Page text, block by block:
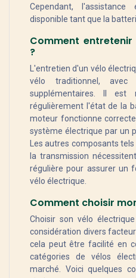
Cependant,
disponible tant que la
Comment
?
L'entretien d'un vélo
vélo traditionnel, avec
supplémentaires. Il est
régulièrement l'état de la
moteur fonctionne
système électrique par un
Les autres composants
la transmission
régulière pour assurer un
vélo électrique.
Comment choisir
Choisir son vélo
considération divers
cela peut être facilité en
catégories de vélos
marché. Voici quelques